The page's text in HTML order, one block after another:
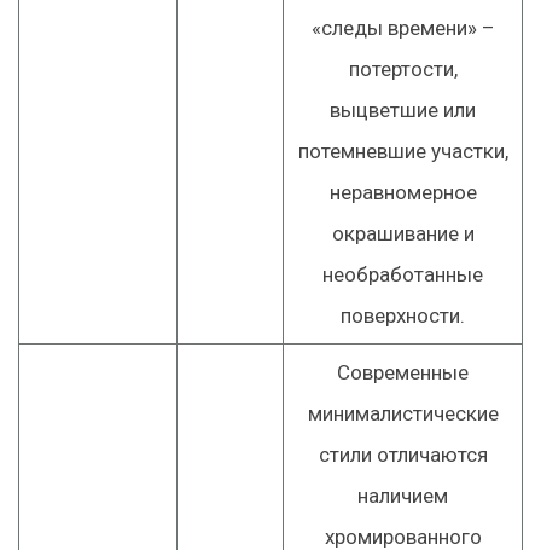
«следы времени» –
потертости,
выцветшие или
потемневшие участки,
неравномерное
окрашивание и
необработанные
поверхности.
Современные
минималистические
стили отличаются
наличием
хромированного